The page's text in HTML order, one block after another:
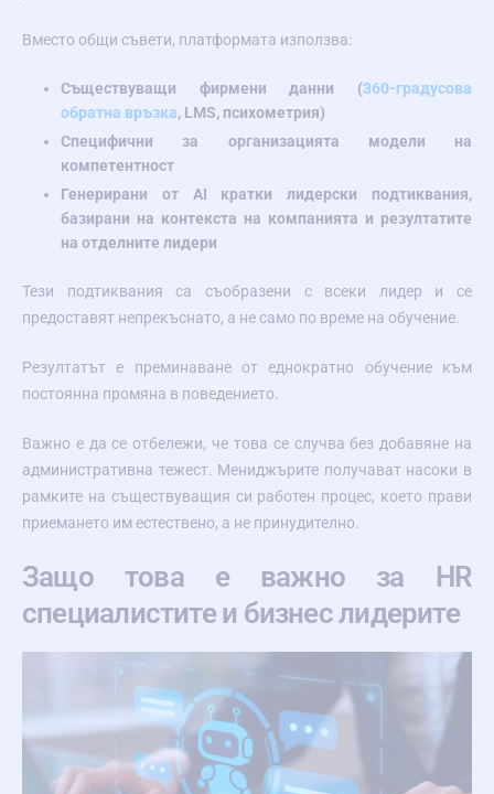
Вместо общи съвети, платформата използва:
Съществуващи фирмени данни (360-градусова
обратна връзка, LMS, психометрия)
Специфични за организацията модели на
компетентност
Генерирани от AI кратки лидерски подтиквания,
базирани на контекста на компанията и резултатите
на отделните лидери
Тези подтиквания са съобразени с всеки лидер и се
предоставят непрекъснато, а не само по време на обучение.
Резултатът е преминаване от еднократно обучение към
постоянна промяна в поведението.
Важно е да се отбележи, че това се случва без добавяне на
административна тежест. Мениджърите получават насоки в
рамките на съществуващия си работен процес, което прави
приемането им естествено, а не принудително.
Защо това е важно за HR
специалистите и бизнес лидерите